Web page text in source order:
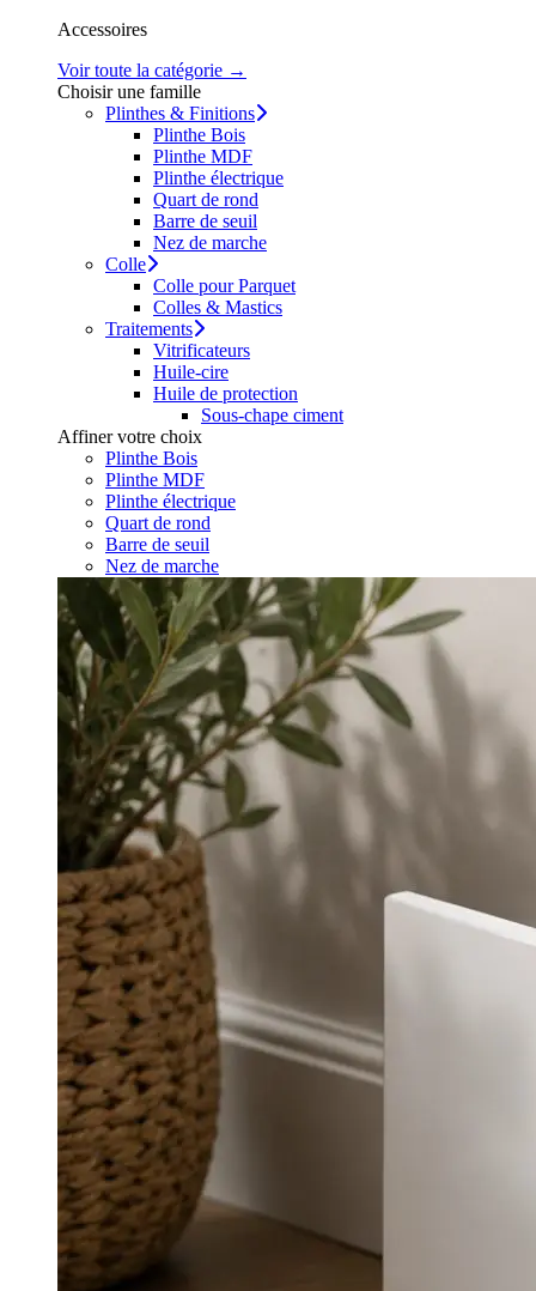
Accessoires
Voir toute la catégorie →
Choisir une famille
Plinthes & Finitions
Plinthe Bois
Plinthe MDF
Plinthe électrique
Quart de rond
Barre de seuil
Nez de marche
Colle
Colle pour Parquet
Colles & Mastics
Traitements
Vitrificateurs
Huile-cire
Huile de protection
Sous-chape ciment
Affiner votre choix
Plinthe Bois
Plinthe MDF
Plinthe électrique
Quart de rond
Barre de seuil
Nez de marche